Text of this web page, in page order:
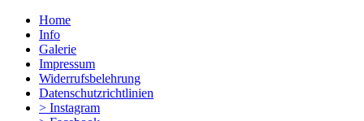
Home
Info
Galerie
Impressum
Widerrufsbelehrung
Datenschutzrichtlinien
> Instagram